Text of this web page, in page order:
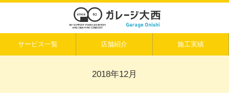
サービス一覧 店舗紹介 施工実績
2018年12月